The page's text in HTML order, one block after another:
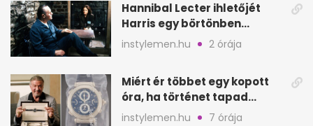
Hannibal Lecter ihletőjét
Harris egy börtönben
ismerte meg
instylemen.hu 2 órája
Miért ér többet egy kopott
óra, ha történet tapad
hozzá?
instylemen.hu 7 órája